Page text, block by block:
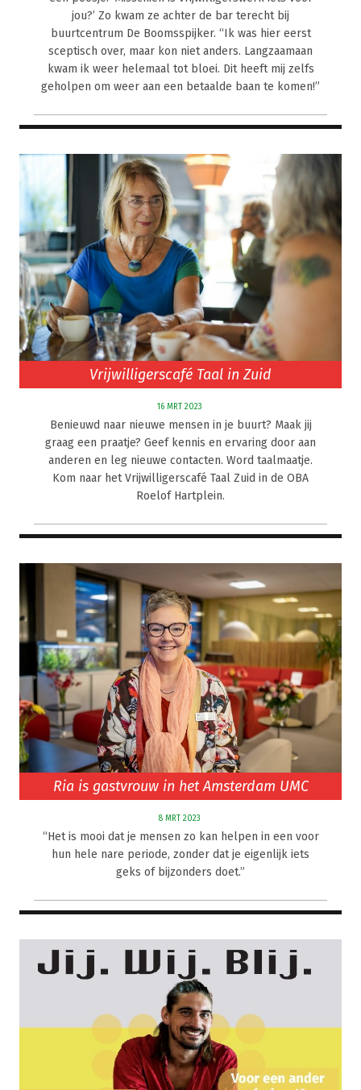
jou?’ Zo kwam ze achter de bar terecht bij
buurtcentrum De Boomsspijker. “Ik was hier eerst
sceptisch over, maar kon niet anders. Langzaamaan
kwam ik weer helemaal tot bloei. Dit heeft mij zelfs
geholpen om weer aan een betaalde baan te komen!”
Vrijwilligerscafé Taal in Zuid
16 MRT 2023
Benieuwd naar nieuwe mensen in je buurt? Maak jij
graag een praatje? Geef kennis en ervaring door aan
anderen en leg nieuwe contacten. Word taalmaatje.
Kom naar het Vrijwilligerscafé Taal Zuid in de OBA
Roelof Hartplein.
Ria is gastvrouw in het Amsterdam UMC
8 MRT 2023
“Het is mooi dat je mensen zo kan helpen in een voor
hun hele nare periode, zonder dat je eigenlijk iets
geks of bijzonders doet.”